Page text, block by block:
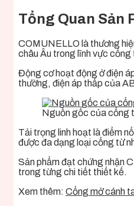
Tổng Quan Sản
COMUNELLO là thương
châu Âu trong lĩnh vực
Động cơ hoạt động ở điện
thường, điện áp thấp của
Nguồn gốc của cổng
Tải trọng linh hoạt là điểm
được đa dạng loại cổng từ
Sản phẩm đạt chứng nhận
trong từng chi tiết thiết kế.
Xem thêm: Cổng mở cánh